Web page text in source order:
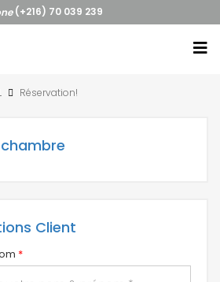
(+216) 70 039 239
Réservation!
Client
*